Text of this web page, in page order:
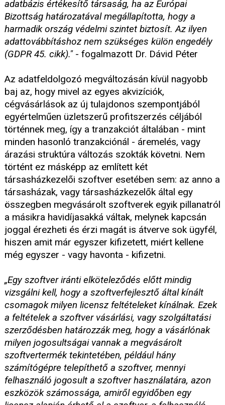
adatbázis értékesítő társaság, ha az Európai
Bizottság határozatával megállapította, hogy a
harmadik ország védelmi szintet biztosít. Az ilyen
adattovábbításhoz nem szükséges külön engedély
(GDPR 45. cikk)."- fogalmazott Dr. Dávid Péter
Az adatfeldolgozó megváltozásán kívül nagyobb
baj az, hogy mivel az egyes akvizíciók,
cégvásárlások az új tulajdonos szempontjából
egyértelműen üzletszerű profitszerzés céljából
történnek meg, így a tranzakciót általában - mint
minden hasonló tranzakciónál - áremelés, vagy
árazási struktúra változás szokták követni. Nem
történt ez másképp az említett két
társasházkezelői szoftver esetében sem: az anno a
társasházak, vagy társasházkezelők által egy
összegben megvásárolt szoftverek egyik pillanatról
a másikra havidíjasakká váltak, melynek kapcsán
joggal érezheti és érzi magát is átverve sok ügyfél,
hiszen amit már egyszer kifizetett, miért kellene
még egyszer - vagy havonta - kifizetni.
„Egy szoftver iránti elköteleződés előtt mindig
vizsgálni kell, hogy a szoftverfejlesztő által kínált
csomagok milyen licensz feltételeket kínálnak. Ezek
a feltételek a szoftver vásárlási, vagy szolgáltatási
szerződésben határozzák meg, hogy a vásárlónak
milyen jogosultságai vannak a megvásárolt
szoftvertermék tekintetében, például hány
számítógépre telepíthető a szoftver, mennyi
felhasználó jogosult a szoftver használatára, azon
eszközök számossága, amiről egyidőben egy